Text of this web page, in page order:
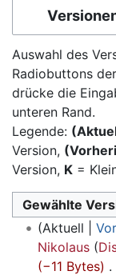
Auswahl des
Radiobuttons
drücke die
unteren Rand.
Legende:
Version,
Version, K =
28.
2016
Aktuell
Nikolaus
−11 Bytes